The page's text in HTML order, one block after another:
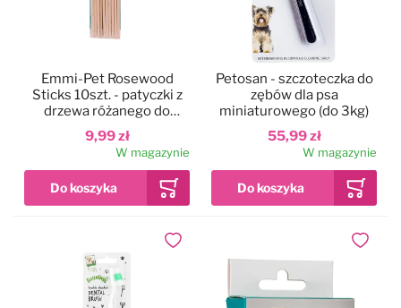
9,99 zł
Emmi-Pet Rosewood
Sticks 10szt. - patyczki z
drzewa różanego do
usuwania osadu i
kamienia nazębnego
W magazynie
55,99 zł
Petosan - szczoteczka do
zębów dla psa
miniaturowego (do 3kg)
W magazynie
Dodaj do ulubionych Dodaj